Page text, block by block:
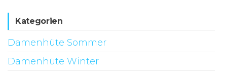
Kategorien
Damenhüte Sommer
Damenhüte Winter